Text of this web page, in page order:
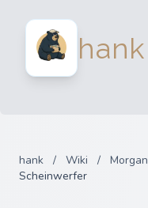
hank
hank / Wiki / Morgan
Scheinwerfer